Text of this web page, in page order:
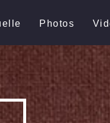
Photos